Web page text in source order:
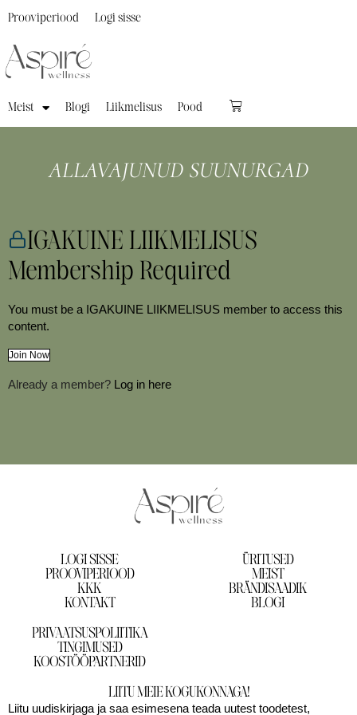
Meist Blogi Liikmelisus Pood
Prooviperiood Logi sisse
ALLAVAJUNUD SUUNURGAD
IGAKUINE LIIKMELISUS
Membership Required
You must be a IGAKUINE LIIKMELISUS member to access this
content.
Join Now
Already a member? Log in here
LOGI SISSE
PROOVIPERIOOD
KKK
KONTAKT
ÜRITUSED
MEIST
BRÄNDISAADIK
BLOGI
PRIVAATSUSPOLIITIKA
TINGIMUSED
KOOSTÖÖPARTNERID
LIITU MEIE KOGUKONNAGA!
Liitu uudiskirjaga ja saa esimesena teada uutest toodetest,